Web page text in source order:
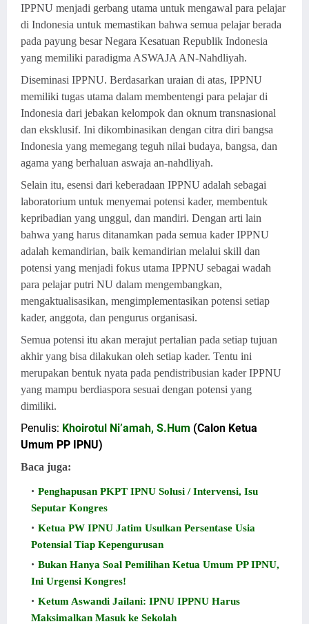
IPPNU menjadi gerbang utama untuk mengawal para pelajar
di Indonesia untuk memastikan bahwa semua pelajar berada
pada payung besar Negara Kesatuan Republik Indonesia
yang memiliki paradigma ASWAJA AN-Nahdliyah.
Diseminasi IPPNU. Berdasarkan uraian di atas, IPPNU
memiliki tugas utama dalam membentengi para pelajar di
Indonesia dari jebakan kelompok dan oknum transnasional
dan eksklusif. Ini dikombinasikan dengan citra diri bangsa
Indonesia yang memegang teguh nilai budaya, bangsa, dan
agama yang berhaluan aswaja an-nahdliyah.
Selain itu, esensi dari keberadaan IPPNU adalah sebagai
laboratorium untuk menyemai potensi kader, membentuk
kepribadian yang unggul, dan mandiri. Dengan arti lain
bahwa yang harus ditanamkan pada semua kader IPPNU
adalah kemandirian, baik kemandirian melalui skill dan
potensi yang menjadi fokus utama IPPNU sebagai wadah
para pelajar putri NU dalam mengembangkan,
mengaktualisasikan, mengimplementasikan potensi setiap
kader, anggota, dan pengurus organisasi.
Semua potensi itu akan merajut pertalian pada setiap tujuan
akhir yang bisa dilakukan oleh setiap kader. Tentu ini
merupakan bentuk nyata pada pendistribusian kader IPPNU
yang mampu berdiaspora sesuai dengan potensi yang
dimiliki.
Penulis: Khoirotul Ni’amah, S.Hum (Calon Ketua
Umum PP IPNU)
Baca juga:
Penghapusan PKPT IPNU Solusi / Intervensi, Isu
Seputar Kongres
Ketua PW IPNU Jatim Usulkan Persentase Usia
Potensial Tiap Kepengurusan
Bukan Hanya Soal Pemilihan Ketua Umum PP IPNU,
Ini Urgensi Kongres!
Ketum Aswandi Jailani: IPNU IPPNU Harus
Maksimalkan Masuk ke Sekolah